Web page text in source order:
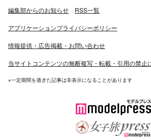
編集部からのお知らせ RSS一覧
アプリケーションプライバシーポリシー
情報提供・広告掲載・お問い合わせ
当サイトコンテンツの無断複写・転載・引用の禁止
※一定期間を過ぎた記事は非表示になることがあります